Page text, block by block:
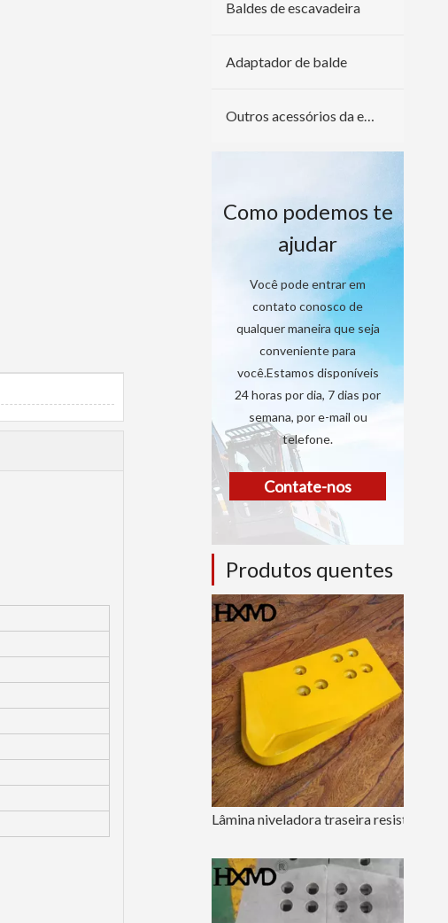
Baldes de escavadeira
Adaptador de balde
Outros acessórios da escavadeira
Como podemos te
ajudar
Você pode entrar em
contato conosco de
qualquer maneira que seja
conveniente para
você.Estamos disponíveis
24 horas por dia, 7 dias por
semana, por e-mail ou
telefone.
Contate-nos
Produtos quentes